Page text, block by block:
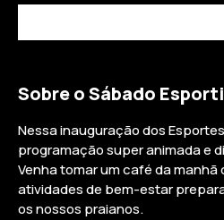
Sobre o Sábado
Nessa inauguração dos
programação super animada e
Venha tomar um café da
atividades de bem-estar
os nossos praianos.